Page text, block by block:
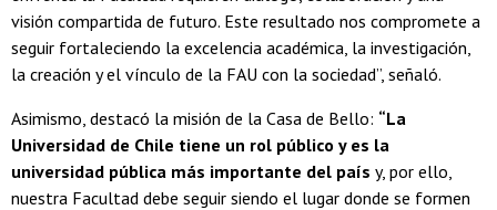
visión compartida de futuro. Este resultado nos compromete a
seguir fortaleciendo la excelencia académica, la investigación,
la creación y el vínculo de la FAU con la sociedad”, señaló.
Asimismo, destacó la misión de la Casa de Bello: “La
Universidad de Chile tiene un rol público y es la
universidad pública más importante del país y, por ello,
nuestra Facultad debe seguir siendo el lugar donde se formen